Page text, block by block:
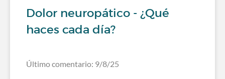
Dolor neuropático - ¿Qué
haces cada día?
Último comentario: 9/8/25